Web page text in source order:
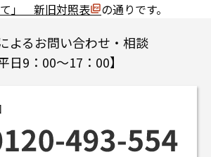
」 新旧対照表
の通りです。
よるお問い合わせ・相談
平日9：00～17：00】